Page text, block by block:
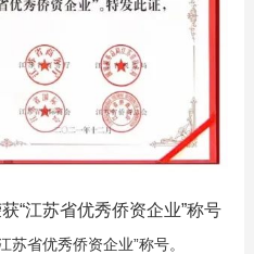
“江苏省优秀侨资企业”称号
苏省优秀侨资企业”称号。